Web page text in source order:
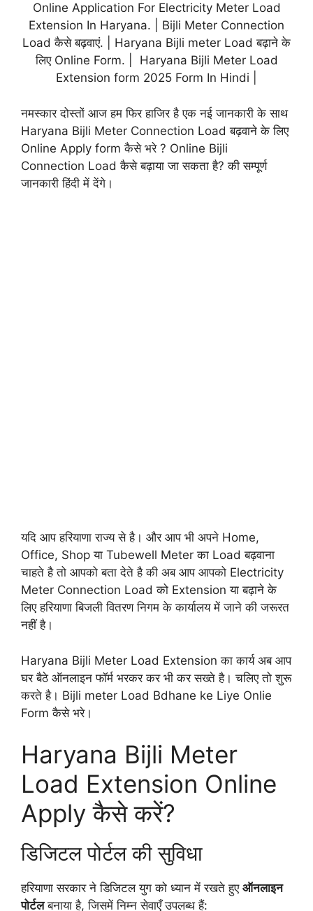
Online Application For Electricity Meter Load
Extension In Haryana. | Bijli Meter Connection
Load कैसे बढ़वाएं. | Haryana Bijli meter Load बढ़ाने के
लिए Online Form. | Haryana Bijli Meter Load
Extension form 2025 Form In Hindi |
नमस्कार दोस्तों आज हम फिर हाजिर है एक नई जानकारी के साथ
Haryana Bijli Meter Connection Load बढ़वाने के लिए
Online Apply form कैसे भरे ? Online Bijli
Connection Load कैसे बढ़ाया जा सकता है? की सम्पूर्ण
जानकारी हिंदी में देंगे।
यदि आप हरियाणा राज्य से है। और आप भी अपने Home,
Office, Shop या Tubewell Meter का Load बढ़वाना
चाहते है तो आपको बता देते है की अब आप आपको Electricity
Meter Connection Load को Extension या बढ़ाने के
लिए हरियाणा बिजली वितरण निगम के कार्यालय में जाने की जरूरत
नहीं है।
Haryana Bijli Meter Load Extension का कार्य अब आप
घर बैठे ऑनलाइन फॉर्म भरकर कर भी कर सख्ते है। चलिए तो शुरू
करते है। Bijli meter Load Bdhane ke Liye Onlie
Form कैसे भरे।
Haryana Bijli Meter
Load Extension Online
Apply कैसे करें?
डिजिटल पोर्टल की सुविधा
हरियाणा सरकार ने डिजिटल युग को ध्यान में रखते हुए ऑनलाइन
पोर्टलबनाया है, जिसमें निम्न सेवाएँ उपलब्ध हैं: